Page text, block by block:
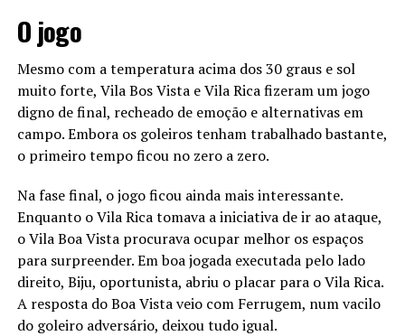
O jogo
Mesmo com a temperatura acima dos 30 graus e sol
muito forte, Vila Bos Vista e Vila Rica fizeram um jogo
digno de final, recheado de emoção e alternativas em
campo. Embora os goleiros tenham trabalhado bastante,
o primeiro tempo ficou no zero a zero.
Na fase final, o jogo ficou ainda mais interessante.
Enquanto o Vila Rica tomava a iniciativa de ir ao ataque,
o Vila Boa Vista procurava ocupar melhor os espaços
para surpreender. Em boa jogada executada pelo lado
direito, Biju, oportunista, abriu o placar para o Vila Rica.
A resposta do Boa Vista veio com Ferrugem, num vacilo
do goleiro adversário, deixou tudo igual.